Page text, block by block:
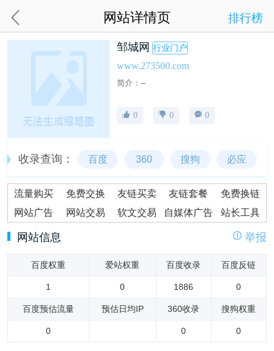
网站详情页 排行榜
邹城网 行业门户
www.273500.com
简介：--
0 0 0
收录查询： 百度 360 搜狗 必应
流量购买 免费交换 友链买卖 友链套餐
免费换链
网站广告
网站交易 软文交易 自媒体广告 站长工具
网站信息 举报
百度权重 爱站权重 百度收录 百度反链
1 0 1886 0
百度预估流量 预估日均IP 360收录 搜狗权重
0 0 0